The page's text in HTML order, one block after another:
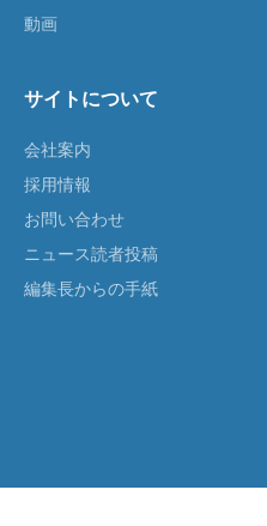
動画
サイトについて
会社案内
採用情報
お問い合わせ
ニュース読者投稿
編集長からの手紙